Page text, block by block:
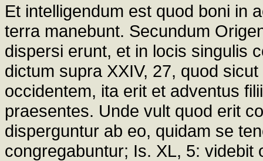
Et intelligendum est quod boni in
terra manebunt. Secundum
dispersi erunt, et in locis singulis
dictum supra XXIV, 27, quod
occidentem, ita erit et adventus
praesentes. Unde vult quod erit
disperguntur ab eo, quidam se
congregabuntur; Is. XL, 5: